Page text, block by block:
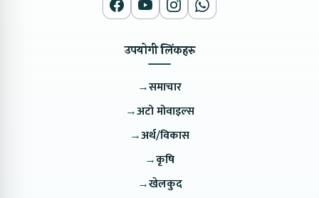
उपयोगी लिंकहरु
→समाचार
→अटो मोवाइल्स
→अर्थ/विकास
→कृषि
→खेलकुद